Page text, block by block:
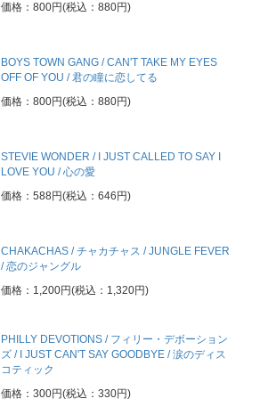
価格：800円(税込：880円)
BOYS TOWN GANG / CAN'T TAKE MY EYES
OFF OF YOU / 君の瞳に恋してる
価格：800円(税込：880円)
STEVIE WONDER / I JUST CALLED TO SAY I
LOVE YOU / 心の愛
価格：588円(税込：646円)
CHAKACHAS / チャカチャス / JUNGLE FEVER
/ 恋のジャングル
価格：1,200円(税込：1,320円)
PHILLY DEVOTIONS / フィリー・デボーション
ズ / I JUST CAN'T SAY GOODBYE / 涙のディス
コティック
価格：300円(税込：330円)